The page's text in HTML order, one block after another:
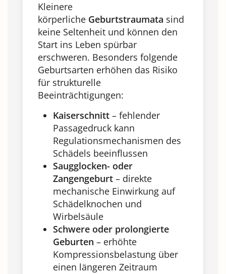
Kleinere
körperliche Geburtstraumata sind
keine Seltenheit und können den
Start ins Leben spürbar
erschweren. Besonders folgende
Geburtsarten erhöhen das Risiko
für strukturelle
Beeinträchtigungen:
Kaiserschnitt – fehlender
Passagedruck kann
Regulationsmechanismen des
Schädels beeinflussen
Saugglocken- oder
Zangengeburt – direkte
mechanische Einwirkung auf
Schädelknochen und
Wirbelsäule
Schwere oder prolongierte
Geburten – erhöhte
Kompressionsbelastung über
einen längeren Zeitraum